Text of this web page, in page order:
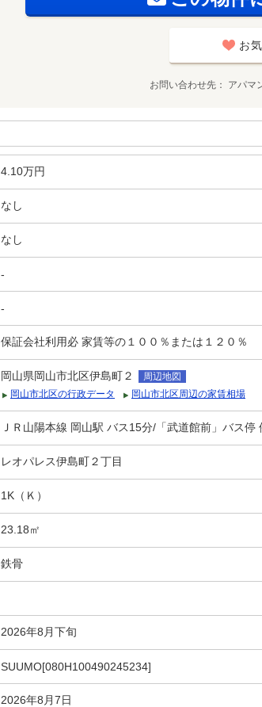
お
お問い合わせ先 アパマ
4.10万円
なし
なし
-
-
保証会社利用必 家賃等の１００％または１２０％
岡山県岡山市北区伊島町２
周辺地図
岡山市北区の行政データ
岡山市北区周辺の家賃相場
ＪＲ山陽本線 岡山駅 バス15分/「武道館前」バス停
レオパレス伊島町２丁目
1K（Ｋ）
23.18㎡
鉄骨
2026年8月下旬
SUUMO[080H100490245234]
2026年8月7日